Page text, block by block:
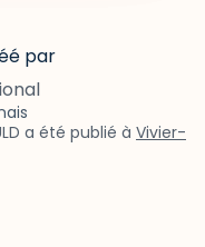
par
a été publié à Vivier-